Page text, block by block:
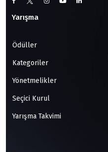
Yarışma
Ödüller
Kategoriler
Yönetmelikler
Seçici Kurul
Yarışma Takvimi